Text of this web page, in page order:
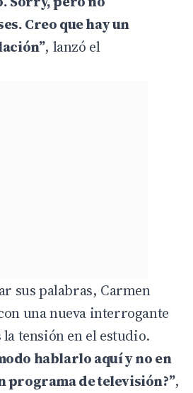
Creo que hay un
, lanzó el
sus palabras, Carmen
una nueva interrogante
la tensión en el estudio.
hablarlo aquí y no en
programa de televisión?”,